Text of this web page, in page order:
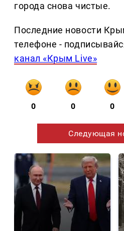
города снова чистые.
Последние новости
телефоне -
канал «Крым Live»
0 0 0
Следующая